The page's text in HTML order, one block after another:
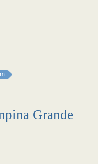
Grande